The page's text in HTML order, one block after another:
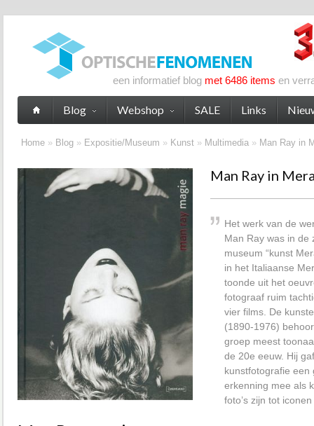
een informatief blog met 6486 items en
Home » Blog » Expositie/Museum » Kunst » Multimedia » Man Ray in
Man Ray in
Het werk van de
Man Ray was in de
museum “kunst
in het Italiaanse
toonde uit het
fotograaf ruim
vier films. De
(1890-1976)
groep meest
de 20e eeuw. Hij
kunstfotografie een
erkenning mee als
foto’s zijn tot
Blog Webshop SALE Links